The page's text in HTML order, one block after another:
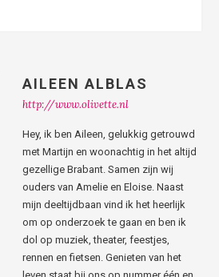
AILEEN ALBLAS
http://www.olivette.nl
Hey, ik ben Aileen, gelukkig getrouwd
met Martijn en woonachtig in het altijd
gezellige Brabant. Samen zijn wij
ouders van Amelie en Eloise. Naast
mijn deeltijdbaan vind ik het heerlijk
om op onderzoek te gaan en ben ik
dol op muziek, theater, feestjes,
rennen en fietsen. Genieten van het